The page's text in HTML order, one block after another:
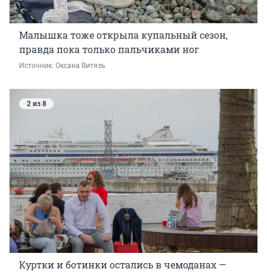
Малышка тоже открыла купальный сезон,
правда пока только пальчиками ног
Источник: Оксана Витязь
2 из 8
Куртки и ботинки остались в чемоданах —